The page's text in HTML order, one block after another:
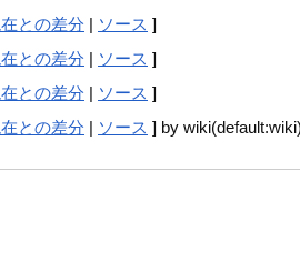
との差分 | ソース ]
との差分 | ソース ]
との差分 | ソース ]
との差分 | ソース ] by wiki(default:wiki)